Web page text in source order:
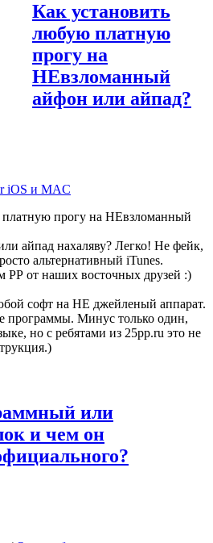
Как установить
любую платную
прогу на
НЕвзломанный
айфон или айпад?
iOS и MAC
айпад нахаляву? Легко! Не фейк,
альтернативный iTunes.
РР от наших восточных друзей :)
софт на НЕ джейленый аппарат.
программы. Минус только один,
но с ребятами из 25pp.ru это не
или
и чем он